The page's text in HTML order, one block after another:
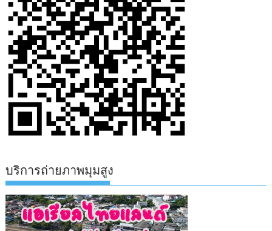
บริการถ่ายภาพมุมสูง